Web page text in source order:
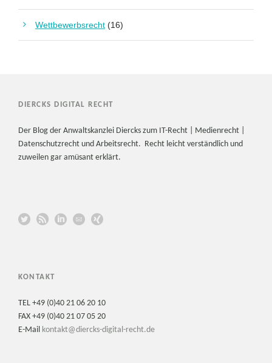
Wettbewerbsrecht (16)
DIERCKS DIGITAL RECHT
Der Blog der Anwaltskanzlei Diercks zum IT-Recht | Medienrecht |
Datenschutzrecht und Arbeitsrecht. Recht leicht verständlich und
zuweilen gar amüsant erklärt.
KONTAKT
TEL +49 (0)40 21 06 20 10
FAX +49 (0)40 21 07 05 20
E-Mail kontakt@diercks-digital-recht.de